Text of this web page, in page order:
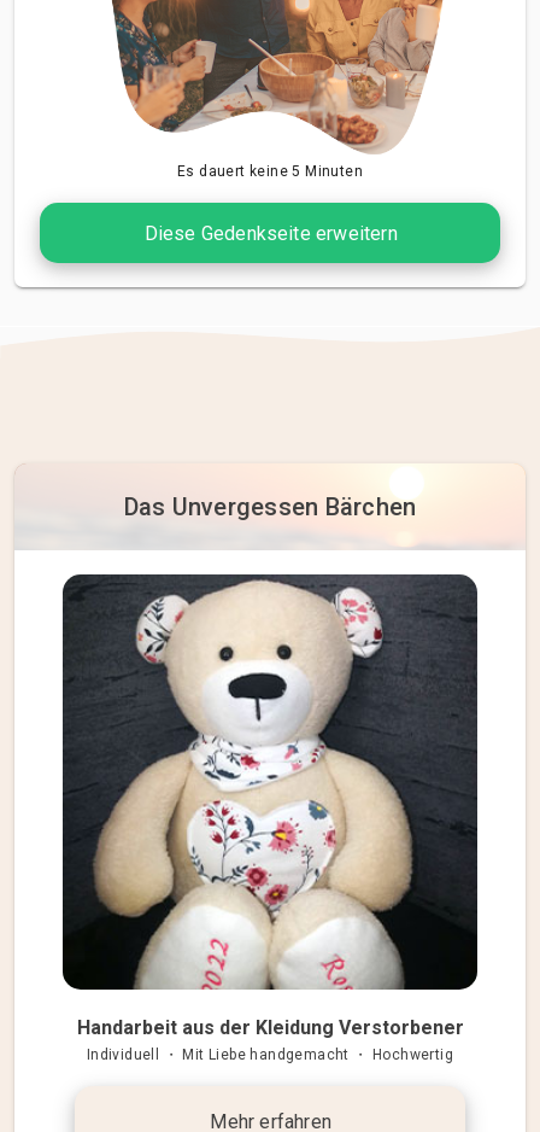
Es dauert keine 5 Minuten
Diese Gedenkseite erweitern
Das Unvergessen Bärchen
Handarbeit aus der Kleidung Verstorbener
Individuell ・ Mit Liebe handgemacht ・ Hochwertig
Mehr erfahren